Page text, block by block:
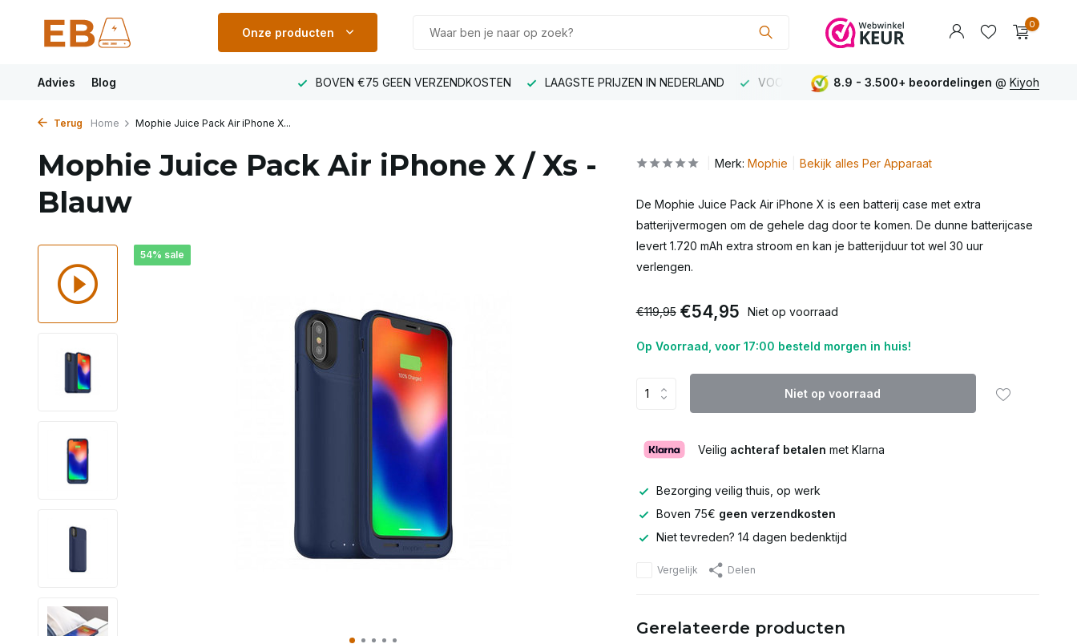
Onze producten
Gebruik de pijltjes op en neer om een beschikbaar
Account
0
Advies Blog
VOOR 23:00 uur besteld MORGEN IN HUIS BOVEN €75 GEEN VERZENDKOSTEN LAAGSTE PRIJZEN IN NEDERLAND VOOR 23:00 uur besteld MORGEN IN HUIS BOVEN €75
8.9 - 3.500+ beoordelingen @ Kiyoh
Terug Home Mophie Juice Pack Air iPhone X...
Mophie Juice Pack Air iPhone X / Xs -
Blauw
54% sale
Merk: Mophie Bekijk alles Per Apparaat
De Mophie Juice Pack Air iPhone X is een batterij case met extra
batterijvermogen om de gehele dag door te komen. De dunne batterijcase
levert 1.720 mAh extra stroom en kan je batterijduur tot wel 30 uur
verlengen.
€119,95 €54,95 Niet op voorraad
Op Voorraad, voor 17:00 besteld morgen in huis!
Niet op voorraad
Veilig achteraf betalen met Klarna
Bezorging veilig thuis, op werk
Boven 75€ geen verzendkosten
Niet tevreden? 14 dagen bedenktijd
Vergelijk Delen
Gerelateerde producten